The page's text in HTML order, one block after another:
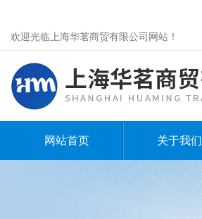
欢迎光临上海华茗商贸有限公司网站！
网站首页 关于我们